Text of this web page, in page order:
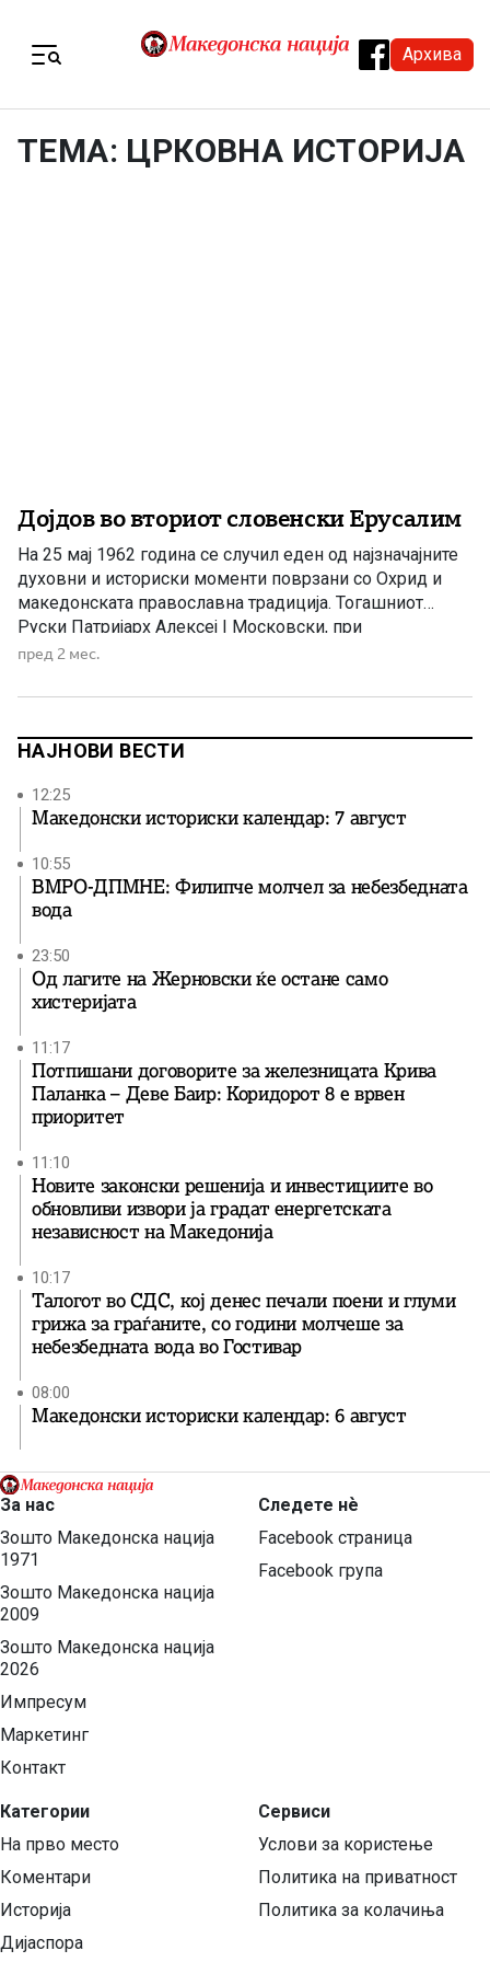
Архива
ТЕМА: ЦРКОВНА ИСТОРИЈА
Дојдов во вториот словенски Ерусалим
На 25 мај 1962 година се случил еден од најзначајните
духовни и историски моменти поврзани со Охрид и
македонската православна традиција. Тогашниот
Руски Патријарх Алексеј I Московски, при
официјалната посета на тогашна Југославија, бил
посети Белград. Но, наместо тоа, тој побарал прво да
пред 2 мес.
НАЈНОВИ ВЕСТИ
12:25
Македонски историски календар: 7 август
10:55
ВМРО-ДПМНЕ: Филипче молчел за небезбедната
вода
23:50
Од лагите на Жерновски ќе остане само
хистеријата
11:17
Потпишани договорите за железницата Крива
Паланка – Деве Баир: Коридорот 8 е врвен
приоритет
11:10
Новите законски решенија и инвестициите во
обновливи извори ја градат енергетската
независност на Македонија
10:17
Талогот во СДС, кој денес печали поени и глуми
грижа за граѓаните, со години молчеше за
небезбедната вода во Гостивар
08:00
Македонски историски календар: 6 август
За нас
Зошто Македонска нација
1971
Зошто Македонска нација
2009
Зошто Македонска нација
2026
Импресум
Маркетинг
Контакт
Категории
На прво место
Коментари
Историја
Дијаспора
Следете нѐ
Facebook страница
Facebook група
Сервиси
Услови за користење
Политика на приватност
Политика за колачиња